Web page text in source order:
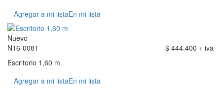
Agregar a mi listaEn mi lista
Nuevo
N16-0081
$ 444.400 + iva
Escritorio 1,60 m
Agregar a mi listaEn mi lista